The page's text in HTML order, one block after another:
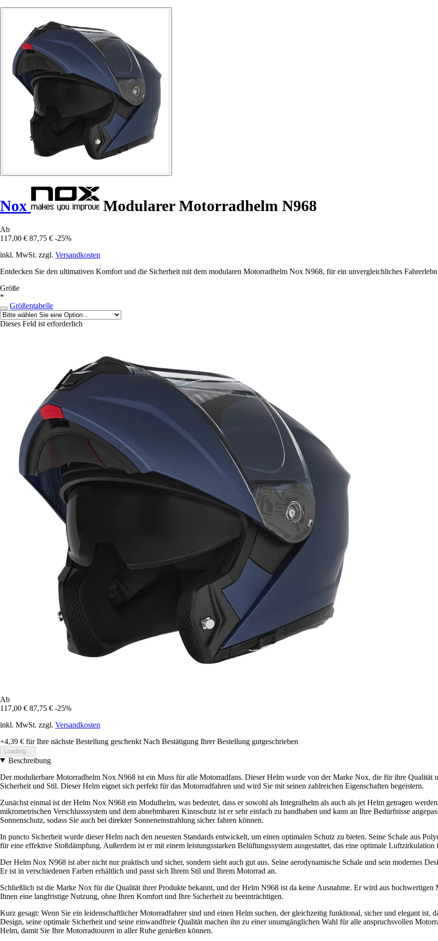
Nox Modularer Motorradhelm N968
Ab
117,00 € 87,75 € -25%
inkl. MwSt. zzgl. Versandkosten
Entdecken Sie den ultimativen Komfort und die Sicherheit mit dem modularen Motorradhelm Nox N968, für ein unvergleichliches
Größe
*
Größentabelle
Dieses Feld ist erforderlich
Ab
117,00 € 87,75 € -25%
inkl. MwSt. zzgl. Versandkosten
+4,39 € für Ihre nächste Bestellung geschenkt Nach Bestätigung Ihrer Bestellung gutgeschrieben
Loading...
Beschreibung
Der modulierbare Motorradhelm Nox N968 ist ein Muss für alle Motorradfans. Dieser Helm wurde von der Marke Nox, die für ihre
Sicherheit und Stil. Dieser Helm eignet sich perfekt für das Motorradfahren und wird Sie mit seinen zahlreichen Eigenschaften begeistern.
Zunächst einmal ist der Helm Nox N968 ein Modulhelm, was bedeutet, dass er sowohl als Integralhelm als auch als jet Helm getragen
mikrometrischen Verschlusssystem und dem abnehmbaren Kinnschutz ist er sehr einfach zu handhaben und kann an Ihre Bedürfnisse
Sonnenschutz, sodass Sie auch bei direkter Sonneneinstrahlung sicher fahren können.
In puncto Sicherheit wurde dieser Helm nach den neuesten Standards entwickelt, um einen optimalen Schutz zu bieten. Seine Schale aus
für eine effektive Stoßdämpfung. Außerdem ist er mit einem leistungsstarken Belüftungssystem ausgestattet, das eine optimale
Der Helm Nox N968 ist aber nicht nur praktisch und sicher, sondern sieht auch gut aus. Seine aerodynamische Schale und sein modernes
Er ist in verschiedenen Farben erhältlich und passt sich Ihrem Stil und Ihrem Motorrad an.
Schließlich ist die Marke Nox für die Qualität ihrer Produkte bekannt, und der Helm N968 ist da keine Ausnahme. Er wird aus
Ihnen eine langfristige Nutzung, ohne Ihren Komfort und Ihre Sicherheit zu beeinträchtigen.
Kurz gesagt: Wenn Sie ein leidenschaftlicher Motorradfahrer sind und einen Helm suchen, der gleichzeitig funktional, sicher und elegant ist,
Design, seine optimale Sicherheit und seine einwandfreie Qualität machen ihn zu einer unumgänglichen Wahl für alle anspruchsvollen
Helm, damit Sie Ihre Motorradtouren in aller Ruhe genießen können.